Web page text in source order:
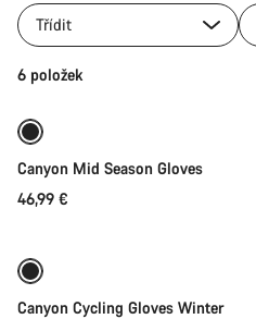
kategorie
produktu
Třídit
6 položek
Canyon Mid Season Gloves
46,99 €
Canyon Cycling Gloves Winter